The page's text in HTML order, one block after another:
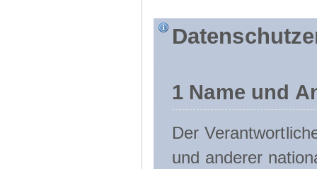
1 Name und
Der
und anderer